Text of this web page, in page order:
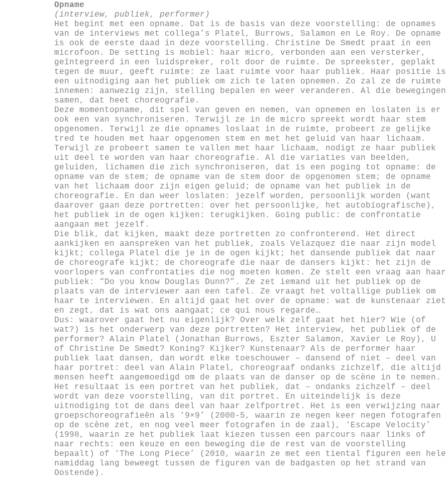
Opname
(interview, publiek, performer)
Het begint met een opname. Dat is de basis van deze voorstelling: de opnames
van de interviews met collega’s Platel, Burrows, Salamon en Le Roy. De opname
is ook de eerste daad in deze voorstelling. Christine De Smedt praat in een
microfoon. De setting is mobiel: haar micro, verbonden aan een versterker,
geïntegreerd in een luidspreker, rolt door de ruimte. De spreekster, geplakt
tegen de muur, geeft ruimte: ze laat ruimte voor haar publiek. Haar positie is
een uitnodiging aan het publiek om zich te laten opnemen. Zo zal ze de ruimte
innemen: aanwezig zijn, stelling bepalen en weer veranderen. Al die bewegingen
samen, dat heet choreografie.
Deze momentopname, dit spel van geven en nemen, van opnemen en loslaten is er
ook een van synchroniseren. Terwijl ze in de micro spreekt wordt haar stem
opgenomen. Terwijl ze die opnames loslaat in de ruimte, probeert ze gelijke
tred te houden met haar opgenomen stem en met het geluid van haar lichaam.
Terwijl ze probeert samen te vallen met haar lichaam, nodigt ze haar publiek
uit deel te worden van haar choreografie. Al die variaties van beelden,
geluiden, lichamen die zich synchroniseren, dat is een poging tot opname: de
opname van de stem; de opname van de stem door de opgenomen stem; de opname
van het lichaam door zijn eigen geluid; de opname van het publiek in de
choreografie. En dan weer loslaten: jezelf worden, persoonlijk worden (want
daarover gaan deze portretten: over het persoonlijke, het autobiografische),
het publiek in de ogen kijken: terugkijken. Going public: de confrontatie
aangaan met jezelf.
Die blik, dat kijken, maakt deze portretten zo confronterend. Het direct
aankijken en aanspreken van het publiek, zoals Velazquez die naar zijn model
kijkt; collega Platel die je in de ogen kijkt; het dansende publiek dat naar
de choreografe kijkt; de choreografe die naar de dansers kijkt: het zijn de
voorlopers van confrontaties die nog moeten komen. Ze stelt een vraag aan haar
publiek: “Do you know Douglas Dunn?”. Ze zet iemand uit het publiek op de
plaats van de interviewer aan een tafel. Ze vraagt het voltallige publiek om
haar te interviewen. En altijd gaat het over de opname: wat de kunstenaar ziet
en zegt, dat is wat ons aangaat; ce qui nous regarde…
Dus: waarover gaat het nu eigenlijk? Over welk zelf gaat het hier? Wie (of
wat?) is het onderwerp van deze portretten? Het interview, het publiek of de
performer? Alain Platel (Jonathan Burrows, Eszter Salamon, Xavier Le Roy), U
of Christine De Smedt? Koning? Kijker? Kunstenaar? Als de performer haar
publiek laat dansen, dan wordt elke toeschouwer – dansend of niet – deel van
haar portret: deel van Alain Platel, choreograaf ondanks zichzelf, die altijd
mensen heeft aangemoedigd om de plaats van de danser op de scène in te nemen.
Het resultaat is een portret van het publiek, dat – ondanks zichzelf – deel
wordt van deze voorstelling, van dit portret. En uiteindelijk is deze
uitnodiging tot de dans deel van haar zelfportret. Het is een verwijzing naar
groepschoreografieën als ‘9×9’ (2000-5, waarin ze negen keer negen fotografen
op de scène zet, en nog veel meer fotografen in de zaal), ‘Escape Velocity’
(1998, waarin ze het publiek laat kiezen tussen een parcours naar links of
naar rechts: een keuze en een beweging die de rest van de voorstelling
bepaalt) of ‘The Long Piece’ (2010, waarin ze met een tiental figuren een hele
namiddag lang beweegt tussen de figuren van de badgasten op het strand van
Oostende).